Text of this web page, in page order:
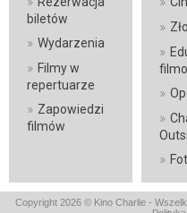
biletów
» Wydarzenia
» Filmy w
repertuarze
» Zapowiedzi
filmów
»
»
»
»
»
Copyright 2026 © Kino Charlie -